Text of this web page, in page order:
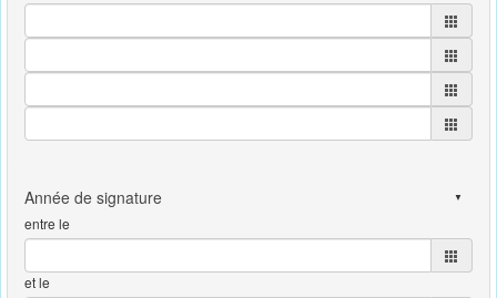
entre le
et le